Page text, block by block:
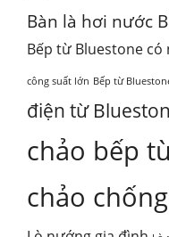
Bàn là hơi nước
Bếp từ Bluestone có
công suất lớn Bếp từ
điện từ
chảo bếp
chảo